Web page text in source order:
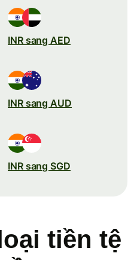
INR sang AED
INR sang AUD
INR sang SGD
tiền tệ